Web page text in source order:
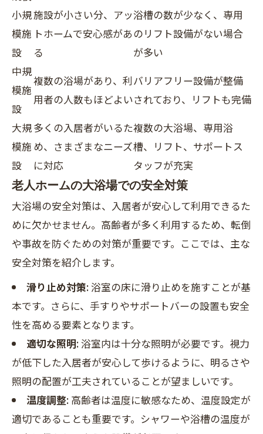
小規
模施
設
施設が小さい分、アッ
トホームで安心感があ
る
浴槽の数が少なく、専用
のリフト設備がない場合
が多い
中規
模施
設
複数の浴場があり、利
用者の人数もほどよい
バリアフリー設備が整備
されており、リフトも完備
大規
模施
設
多くの入居者がいるた
め、さまざまなニーズ
に対応
複数の大浴場、専用浴
槽、リフト、サポートス
タッフが充実
老人ホームの大浴場での安全対策
大浴場の安全対策は、入居者が安心して利用できるた
めに欠かせません。高齢者が多く利用するため、転倒
や事故を防ぐための対策が重要です。ここでは、主な
安全対策を紹介します。
滑り止め対策: 浴室の床に滑り止めを施すことが基
本です。さらに、手すりやサポートバーの設置も安全
性を高める要素となります。
適切な照明: 浴室内は十分な照明が必要です。視力
が低下した入居者が安心して歩けるように、明るさや
照明の配置が工夫されていることが望ましいです。
温度調整: 高齢者は温度に敏感なため、温度設定が
適切であることも重要です。シャワーや浴槽の温度が